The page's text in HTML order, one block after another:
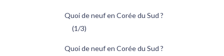
Quoi de neuf en Corée du Sud ?
(1/3)
Quoi de neuf en Corée du Sud ?